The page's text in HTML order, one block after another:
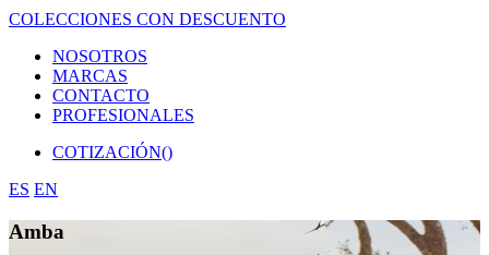
COLECCIONES CON DESCUENTO
NOSOTROS
MARCAS
CONTACTO
PROFESIONALES
COTIZACIÓN()
ES EN
Amba